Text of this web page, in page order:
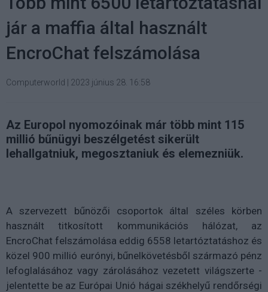
jár a maffia által használt
EncroChat felszámolása
Computerworld 2023 június 28. 16:58
Az Europol nyomozóinak már több mint 115
millió bűnügyi beszélgetést sikerült
lehallgatniuk, megosztaniuk és elemezniük.
A szervezett bűnözői csoportok által széles körben
használt titkosított kommunikációs hálózat, az
EncroChat felszámolása eddig 6558 letartóztatáshoz és
közel 900 millió eurónyi, bűnelkövetésből származó pénz
lefoglalásához vagy zárolásához vezetett világszerte -
jelentette be az Európai Unió hágai székhelyű rendőrségi